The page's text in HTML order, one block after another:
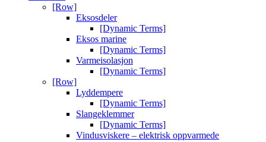
[Row]
Eksosdeler
[Dynamic Terms]
Eksos marine
[Dynamic Terms]
Varmeisolasjon
[Dynamic Terms]
[Row]
Lyddempere
[Dynamic Terms]
Slangeklemmer
[Dynamic Terms]
Vindusviskere – elektrisk oppvarmede